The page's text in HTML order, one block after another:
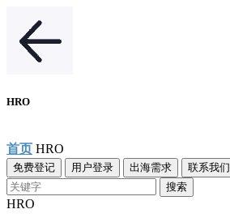
HRO
首页 HRO
免费登记 用户登录 出海需求
联系我们
搜索
HRO